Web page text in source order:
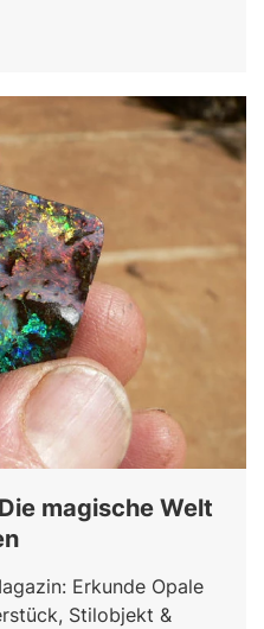
magische Welt
Erkunde Opale
Stilobjekt &